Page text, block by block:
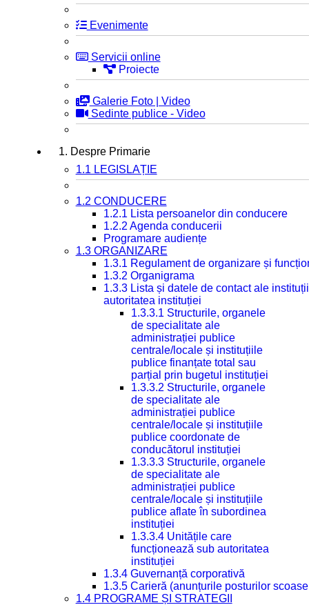
Evenimente
Servicii online
Proiecte
Galerie Foto | Video
Sedinte publice - Video
1. Despre Primarie
1.1 LEGISLAȚIE
1.2 CONDUCERE
1.2.1 Lista persoanelor din conducere
1.2.2 Agenda conducerii
Programare audiențe
1.3 ORGANIZARE
1.3.1 Regulament de organizare și
1.3.2 Organigrama
1.3.3 Lista și datele de contact ale
autoritatea instituției
1.3.3.1 Structurile, organele
de specialitate ale
administrației publice
centrale/locale și instituțiile
publice finanțate total sau
parțial prin bugetul instituției
1.3.3.2 Structurile, organele
de specialitate ale
administrației publice
centrale/locale și instituțiile
publice coordonate de
conducătorul instituției
1.3.3.3 Structurile, organele
de specialitate ale
administrației publice
centrale/locale și instituțiile
publice aflate în subordinea
instituției
1.3.3.4 Unitățile care
funcționează sub autoritatea
instituției
1.3.4 Guvernanță corporativă
1.3.5 Carieră (anunțurile posturilor
1.4 PROGRAME ȘI STRATEGII